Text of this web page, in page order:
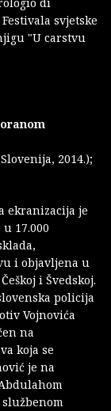
svjetske
"U carstvu
2014.);
ekranizacija je
17.000
i objavljena u
i Švedskoj.
policija
Vojnovića
na
koja se
je na
službenom